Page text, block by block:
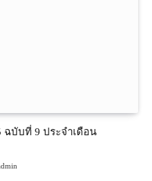
บับที่ 9 ประจำเดือน